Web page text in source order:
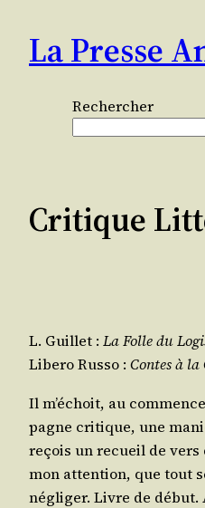
contenu
La Presse
Rechercher
Critique
L. Guillet : La Folle du
Libe­ro Rus­so : Contes à la
Il m’é­choit, au
pagne cri­tique, une
reçois un recueil de
mon atten­tion, que tout
négli­ger. Livre de